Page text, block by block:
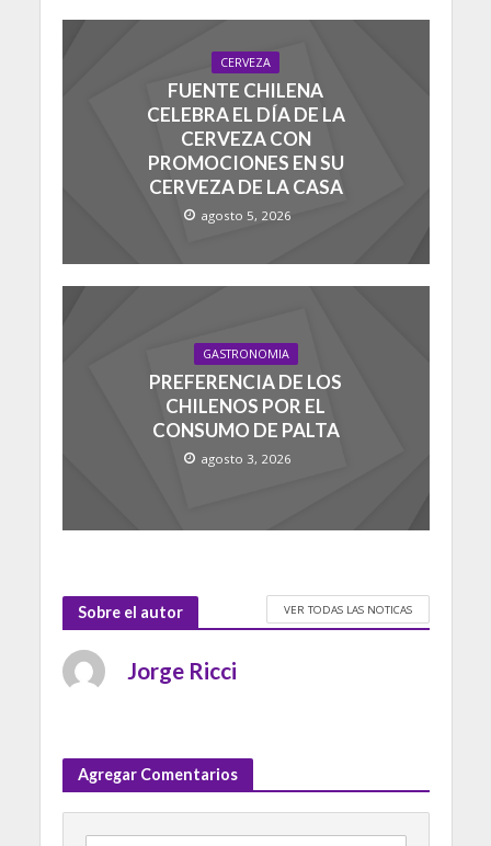
CERVEZA
FUENTE CHILENA
CELEBRA EL DÍA DE LA
CERVEZA CON
PROMOCIONES EN SU
CERVEZA DE LA CASA
agosto 5, 2026
GASTRONOMIA
PREFERENCIA DE LOS
CHILENOS POR EL
CONSUMO DE PALTA
agosto 3, 2026
Sobre el autor VER TODAS LAS NOTICAS
Jorge Ricci
Agregar Comentarios